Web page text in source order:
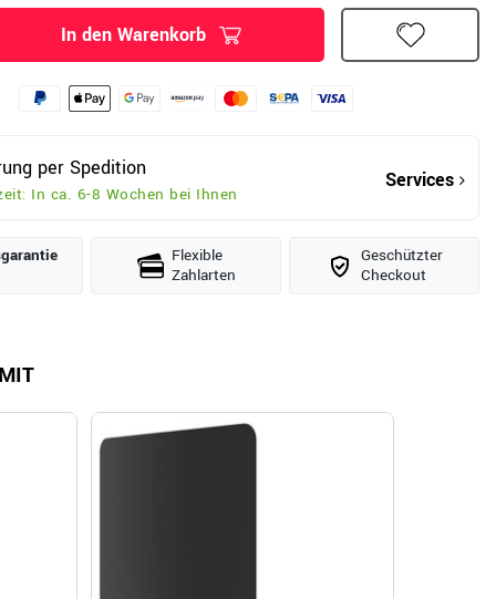
In den Warenkorb
per Spedition
In ca. 6-8 Wochen bei Ihnen
Services
Flexible
Zahlarten
Geschützter
Checkout